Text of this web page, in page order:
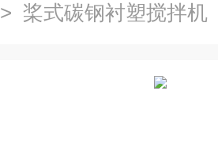
> 桨式碳钢衬塑搅拌机